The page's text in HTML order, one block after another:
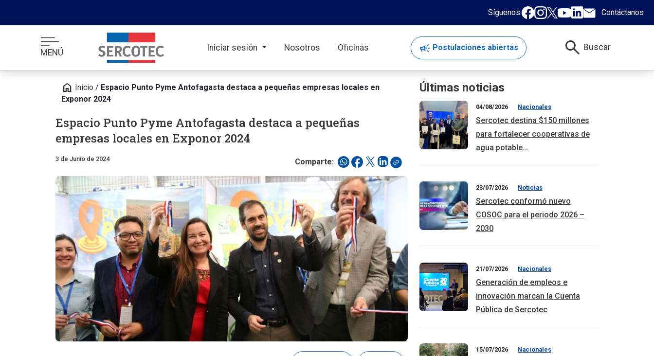
Síguenos: Contáctanos
MENÚ Iniciar sesión Nosotros Oficinas campaign Postulaciones abiertas search Buscar
home Inicio / Espacio Punto Pyme Antofagasta destaca a pequeñas empresas locales en
Exponor 2024
Espacio Punto Pyme Antofagasta destaca a pequeñas
empresas locales en Exponor 2024
3 de Junio de 2024 Comparte:
Últimas noticias
04/08/2026 Nacionales
Sercotec destina $150 millones
para fortalecer cooperativas de
agua potable…
23/07/2026 Noticias
Sercotec conformó nuevo
COSOC para el periodo 2026 –
2030
21/07/2026 Nacionales
Generación de empleos e
innovación marcan la Cuenta
Pública de Sercotec
15/07/2026 Nacionales